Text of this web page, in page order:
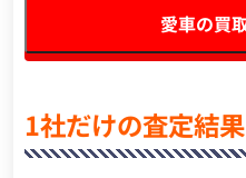
愛車の買
1社だけの査定結